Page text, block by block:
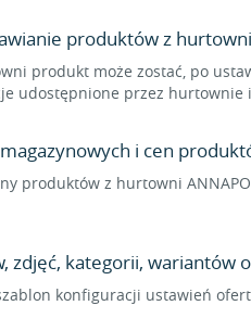
produktów z
produkt może zostać, po
udostępnione przez
i cen
produktów z hurtowni
zdjęć, kategorii, wariantów
konfiguracji ustawień